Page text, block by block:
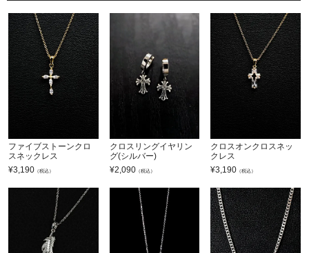
ファイブストーンクロ
スネックレス
¥3,190 （税込）
クロスリングイヤリン
グ(シルバー)
¥2,090（税込）
クロスオンクロスネッ
クレス
¥3,190 （税込）